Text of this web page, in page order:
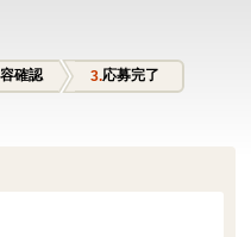
確認 応募完了